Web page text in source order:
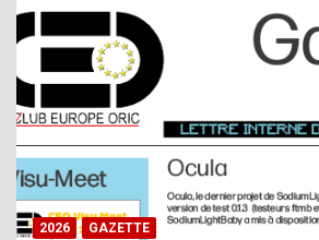
s
t
a
s
2026 GAZETTE